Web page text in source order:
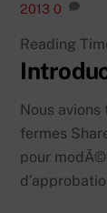
2013 0
Reading
Nous
fermes
pour